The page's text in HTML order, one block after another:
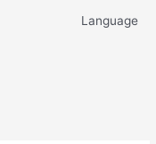
Language